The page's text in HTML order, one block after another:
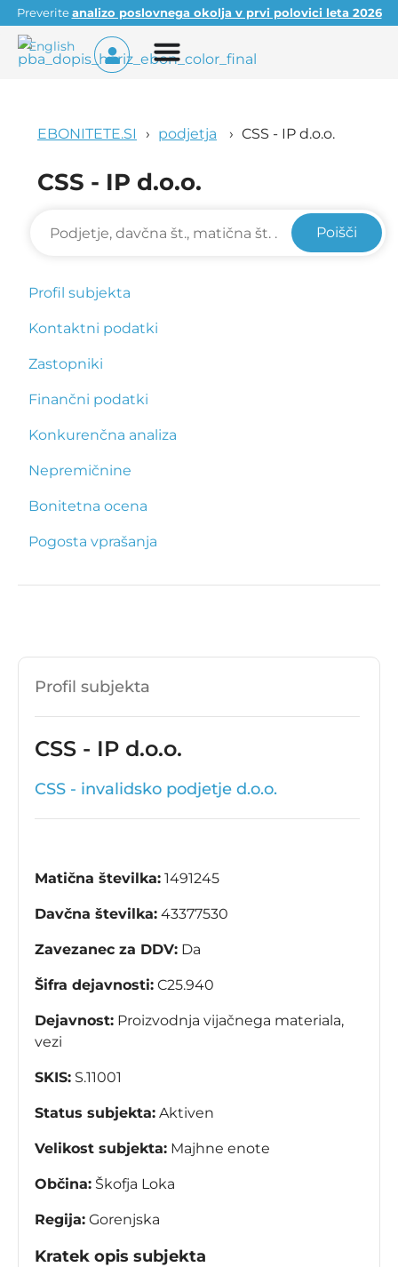
Preveriteanalizo poslovnega okolja v prvi polovici leta 2026
English
EBONITETE.SI podjetja CSS - IP d.o.o.
CSS - IP d.o.o.
Poišči
Profil subjekta
Kontaktni podatki
Zastopniki
Finančni podatki
Konkurenčna analiza
Nepremičnine
Bonitetna ocena
Pogosta vprašanja
Profil subjekta
CSS - IP d.o.o.
CSS - invalidsko podjetje d.o.o.
Matična številka: 1491245
Davčna številka: 43377530
Zavezanec za DDV: Da
Šifra dejavnosti: C25.940
Dejavnost: Proizvodnja vijačnega materiala,
vezi
SKIS: S.11001
Status subjekta: Aktiven
Velikost subjekta: Majhne enote
Občina: Škofja Loka
Regija: Gorenjska
Kratek opis subjekta